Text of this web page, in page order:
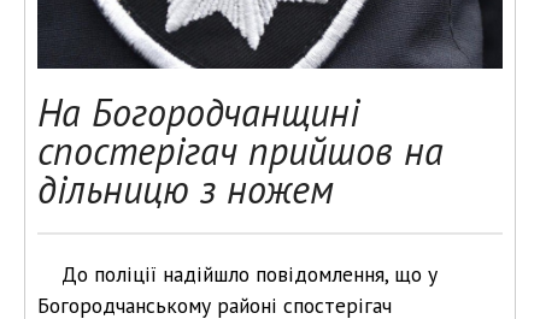
На Богородчанщині
спостерігач прийшов на
дільницю з ножем
До поліції надійшло повідомлення, що у
Богородчанському районі спостерігач